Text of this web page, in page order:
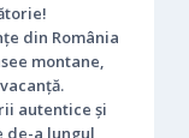
din România
montane,
autentice și
a lungul